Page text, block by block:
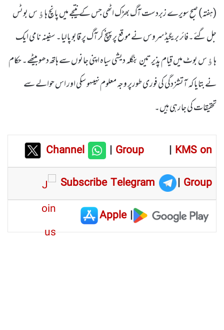
(ہفتہ) صبح سویرے زبردست آگ بھڑک اٹھی جس کے نتیجے میں پانچ ہاﺅ س بوٹس
جل گئے۔فائر بریگیڈ سروس نے موقع پر پہنچ کر آگ پر قابو پالیا۔ سفینہ نامی ایک
ہاﺅس بوٹ میں قیام پذیر تین بنگلہ دیشی سیاہ اپنی جانوں سے ہاتھ دھو بیٹھے۔ حکام
نے بتایا کہ آتشزدگی کی فوری طورپر وجہ معلوم نہیںہو سکی اور اس حوالے سے
تحقیقات کی جارہی ہیں۔
Channel |Group | KMS on
Subscribe Telegram
| Group
|
Apple